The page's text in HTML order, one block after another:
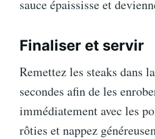
sauce épaississe et
Finaliser et servir
Remettez les steaks dans
secondes afin de les
immédiatement avec les
rôties et nappez